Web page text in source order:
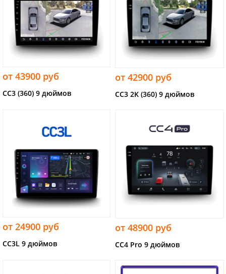
от 43900 руб
CC3 (360) 9 дюймов
от 42900 руб
CC3 2K (360) 9 дюймов
от 24900 руб
CC3L 9 дюймов
от 48900 руб
CC4 Pro 9 дюймов